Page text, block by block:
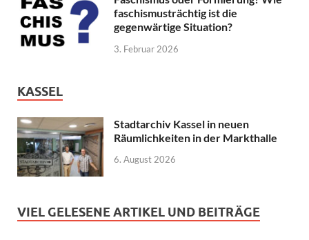
faschismusträchtig ist die
gegenwärtige Situation?
3. Februar 2026
KASSEL
Stadtarchiv Kassel in neuen
Räumlichkeiten in der Markthalle
6. August 2026
VIEL GELESENE ARTIKEL UND BEITRÄGE